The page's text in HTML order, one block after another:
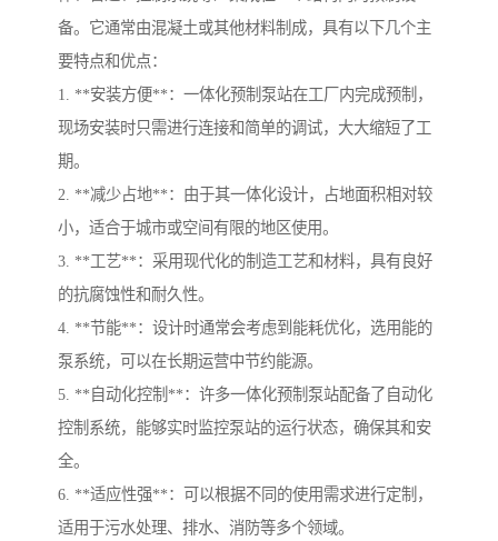
备。它通常由混凝土或其他材料制成，具有以下几个主
要特点和优点：
1. **安装方便**：一体化预制泵站在工厂内完成预制，
现场安装时只需进行连接和简单的调试，大大缩短了工
期。
2. **减少占地**：由于其一体化设计，占地面积相对较
小，适合于城市或空间有限的地区使用。
3. **工艺**：采用现代化的制造工艺和材料，具有良好
的抗腐蚀性和耐久性。
4. **节能**：设计时通常会考虑到能耗优化，选用能的
泵系统，可以在长期运营中节约能源。
5. **自动化控制**：许多一体化预制泵站配备了自动化
控制系统，能够实时监控泵站的运行状态，确保其和安
全。
6. **适应性强**：可以根据不同的使用需求进行定制，
适用于污水处理、排水、消防等多个领域。